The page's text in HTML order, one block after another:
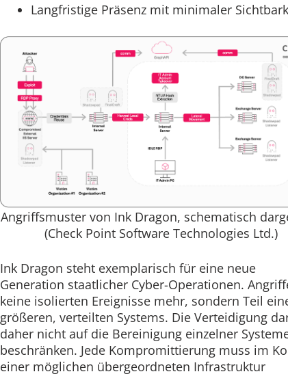
Langfristige Präsenz mit minimaler
Angriffsmuster von Ink Dragon, schematisch
(Check Point Software Technologies Ltd.)
Ink Dragon steht exemplarisch für eine neue
Generation staatlicher Cyber-Operationen.
keine isolierten Ereignisse mehr, sondern Teil
größeren, verteilten Systems. Die Verteidigung
daher nicht auf die Bereinigung einzelner
beschränken. Jede Kompromittierung muss im
einer möglichen übergeordneten Infrastruktur